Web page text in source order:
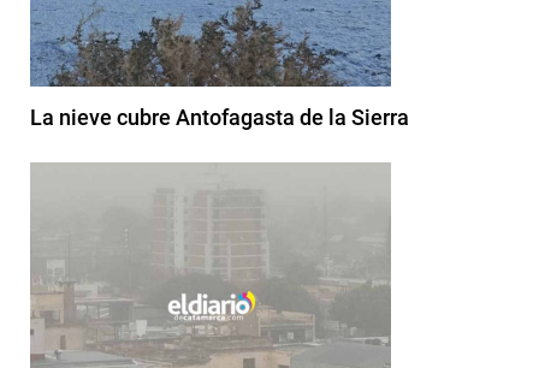
La nieve cubre Antofagasta de la Sierra